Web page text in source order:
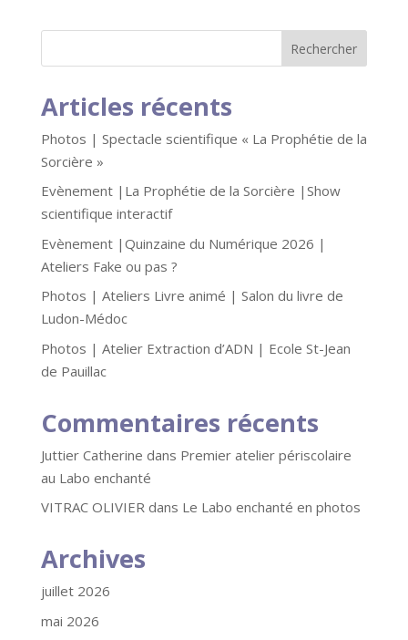
Articles récents
Photos | Spectacle scientifique « La Prophétie de la
Sorcière »
Evènement |La Prophétie de la Sorcière |Show
scientifique interactif
Evènement |Quinzaine du Numérique 2026 |
Ateliers Fake ou pas ?
Photos | Ateliers Livre animé | Salon du livre de
Ludon-Médoc
Photos | Atelier Extraction d’ADN | Ecole St-Jean
de Pauillac
Commentaires récents
Juttier Catherine dans Premier atelier périscolaire
au Labo enchanté
VITRAC OLIVIERdans Le Labo enchanté en photos
Archives
juillet 2026
mai 2026